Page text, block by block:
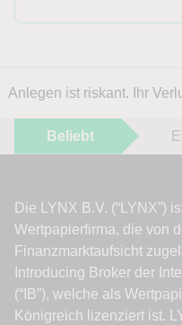
Anlegen ist riskant. Ihr
Beliebt